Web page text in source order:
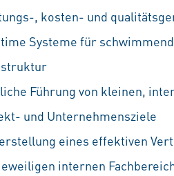
, kosten- und
Systeme für
Führung von kleinen,
und Unternehmensziele
eines effektiven
internen